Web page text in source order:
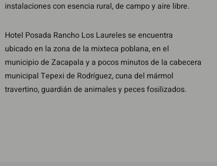
instalaciones con esencia rural, de campo y aire libre.
Hotel Posada Rancho Los Laureles se encuentra
ubicado en la zona de la mixteca poblana, en el
municipio de Zacapala y a pocos minutos de la cabecera
municipal Tepexi de Rodríguez, cuna del mármol
travertino, guardián de animales y peces fosilizados.